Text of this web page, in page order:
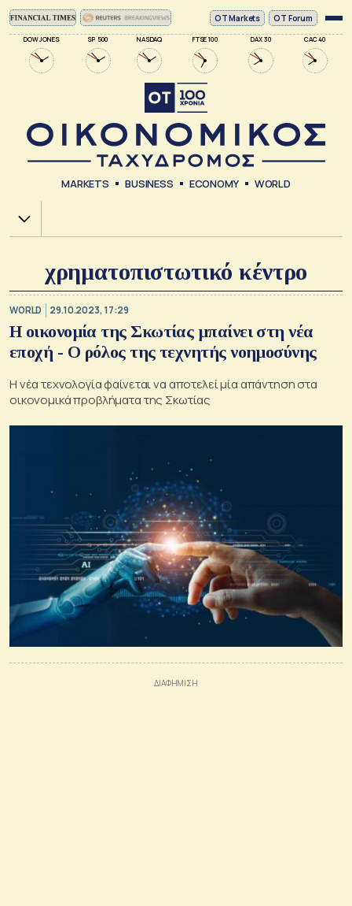
DOW JONES SP 500 NASDAQ FTSE 100 DAX 30 CAC 40
ΟΤ Markets OT Forum
MARKETS BUSINESS ECONOMY WORLD
Χ.Α.
χρηματοπιστωτικό κέντρο
WORLD 29.10.2023, 17:29
Η οικονομία της Σκωτίας μπαίνει στη νέα
εποχή - Ο ρόλος της τεχνητής νοημοσύνης
Η νέα τεχνολογία φαίνεται να αποτελεί μία απάντηση στα
οικονομικά προβλήματα της Σκωτίας